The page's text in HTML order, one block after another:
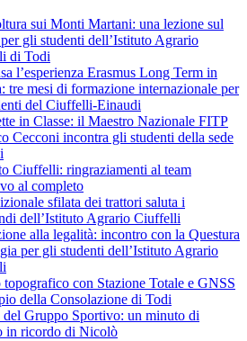
sui Monti Martani: una lezione sul
gli studenti dell’Istituto Agrario
di Todi
l’esperienza Erasmus Long Term in
tre mesi di formazione internazionale per
del Ciuffelli-Einaudi
in Classe: il Maestro Nazionale FITP
Cecconi incontra gli studenti della sede
Ciuffelli: ringraziamenti al team
al completo
sfilata dei trattori saluta i
dell’Istituto Agrario Ciuffelli
alla legalità: incontro con la Questura
per gli studenti dell’Istituto Agrario
con Stazione Totale e GNSS
della Consolazione di Todi
del Gruppo Sportivo: un minuto di
in ricordo di Nicolò